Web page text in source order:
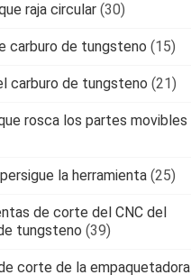
raja circular (30)
carburo de tungsteno (15)
carburo de tungsteno (21)
rosca los partes movibles
la herramienta (25)
de corte del CNC del
tungsteno (39)
corte de la empaquetadora